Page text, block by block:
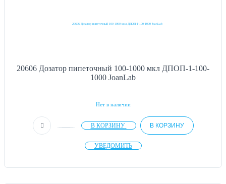
20606 Дозатор пипеточный 100-1000 мкл ДПОП-1-100-
1000 JoanLab
Нет в наличии
В КОРЗИНУ В КОРЗИНУ
УВЕДОМИТЬ